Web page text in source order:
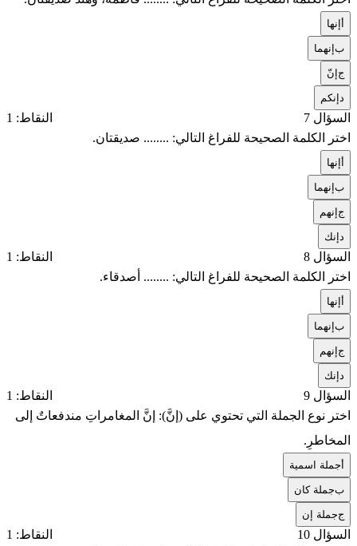
إنها
بإنهما
جإنّ
إنكم
السؤال 7
النقاط: 1
اختر الكلمة الصحيحة للفراغ التالي: ........ صديقتان.
إنها
بإنهما
جإنهم
إنك
السؤال 8
النقاط: 1
اختر الكلمة الصحيحة للفراغ التالي: ........ أصدقاء.
إنها
بإنهما
جإنهم
إنك
السؤال 9
النقاط: 1
اختر نوع الجملة التي تحتوي على (إنَّ): إنَّ المغامراتِ مندفعاتٌ إلى
المخاطرِ.
جملة اسمية
بجملة كان
ججملة إن
السؤال 10
النقاط: 1